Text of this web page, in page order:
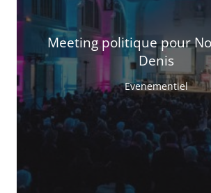
Meeting politique pour
Denis
Evenementiel